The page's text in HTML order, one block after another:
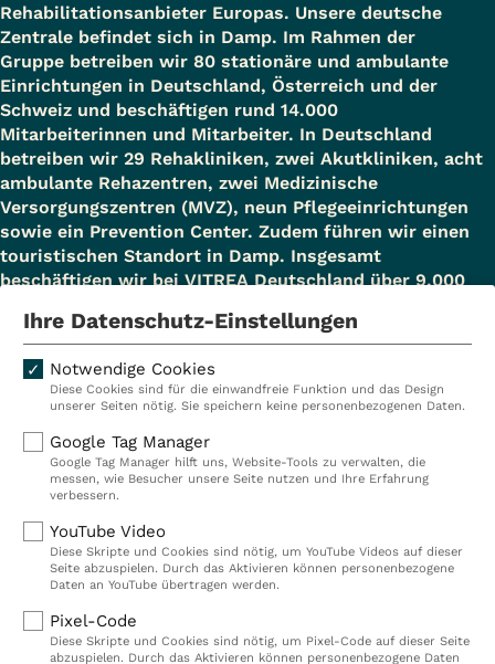
Rehabilitationsanbieter Europas. Unsere deutsche
Zentrale befindet sich in Damp. Im Rahmen der
Gruppe betreiben wir 80 stationäre und ambulante
Einrichtungen in Deutschland, Österreich und der
Schweiz und beschäftigen rund 14.000
Mitarbeiterinnen und Mitarbeiter. In Deutschland
betreiben wir 29 Rehakliniken, zwei Akutkliniken, acht
ambulante Rehazentren, zwei Medizinische
Versorgungszentren (MVZ), neun Pflegeeinrichtungen
sowie ein Prevention Center. Zudem führen wir einen
touristischen Standort in Damp. Insgesamt
beschäftigen wir bei VITREA Deutschland über 9.000
Kliniken
Ambulant
Reha
Prävention
Karriere
VITREA Deutschland
IMPRESSUM
HINWEISGEBERSYSTEM
Ihre Datenschutz-Einstellungen
Notwendige Cookies
Diese Cookies sind für die einwandfreie Funktion und das Design
unserer Seiten nötig. Sie speichern keine personenbezogenen Daten.
Google Tag Manager
Google Tag Manager hilft uns, Website-Tools zu verwalten, die
messen, wie Besucher unsere Seite nutzen und Ihre Erfahrung
verbessern.
YouTube Video
Diese Skripte und Cookies sind nötig, um YouTube Videos auf dieser
Seite abzuspielen. Durch das Aktivieren können personenbezogene
Daten an YouTube übertragen werden.
Pixel-Code
Diese Skripte und Cookies sind nötig, um Pixel-Code auf dieser Seite
abzuspielen. Durch das Aktivieren können personenbezogene Daten